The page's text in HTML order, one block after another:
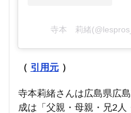
寺本 莉緒
（ 引用元 ）
寺本莉緒さんは広島県広
成は「父親・母親・兄2